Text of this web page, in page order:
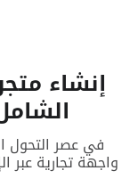
إنشاء
في عصر التحول
واجهة تجارية عبر